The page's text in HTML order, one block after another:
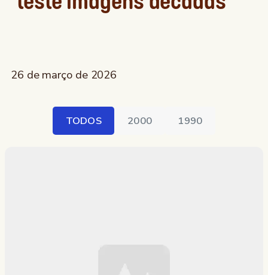
26 de março de 2026
TODOS 2000 1990